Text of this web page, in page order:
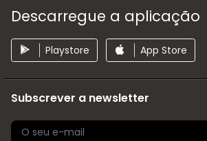
Descarregue a aplicação
Playstore App Store
Subscrever a newsletter